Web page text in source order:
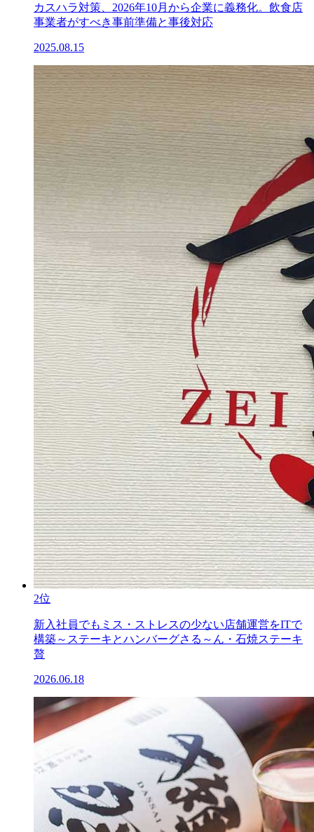
カスハラ対策、2026年10月から企業に義務化。飲食店
事業者がすべき事前準備と事後対応
2025.08.15
2位
新入社員でもミス・ストレスの少ない店舗運営をITで
構築～ステーキとハンバーグさる～ん・石焼ステーキ
贅
2026.06.18